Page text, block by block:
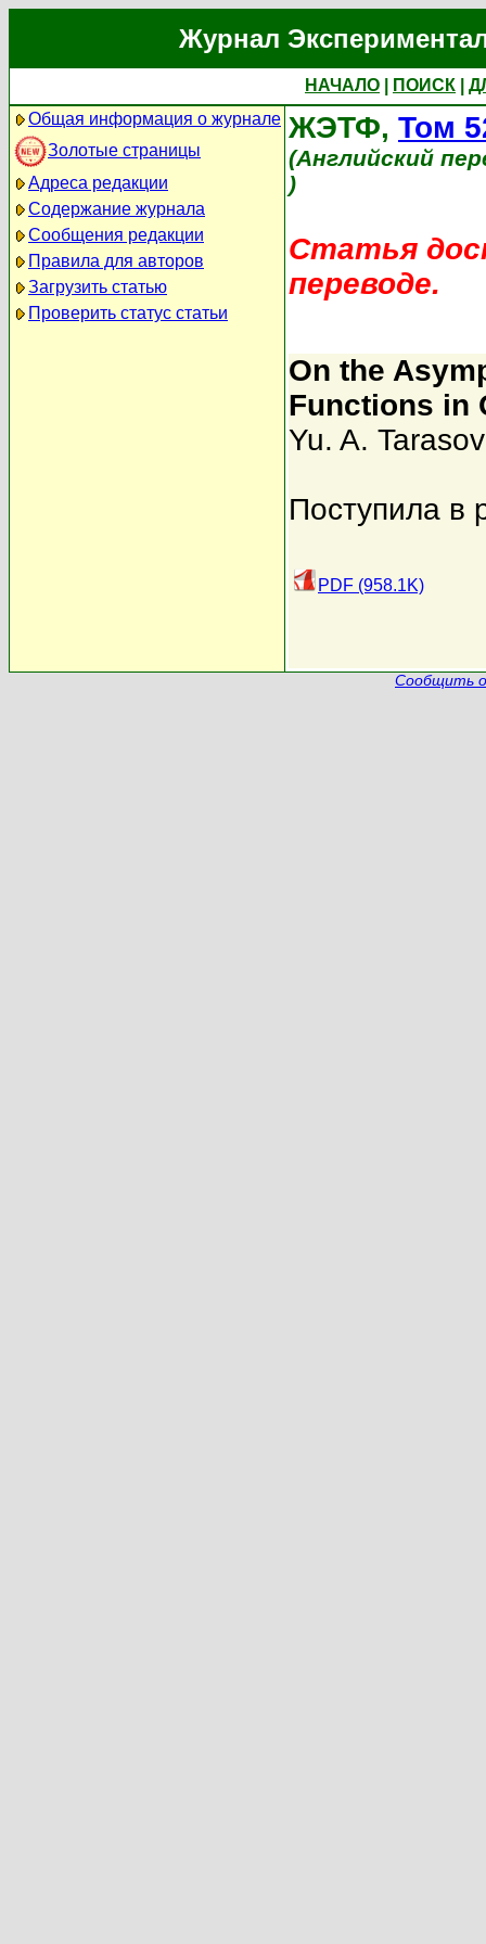
Журнал
НАЧАЛО ПОИСК
Общая информация о журнале
Золотые страницы
Адреса редакции
Содержание журнала
Сообщения редакции
Правила для авторов
Загрузить статью
Проверить статус статьи
ЖЭТФ, Том
(Английский
)
Статья
переводе.
On the
Functions in
Yu. A. Tarasov
Поступила в
PDF (958.1K)
Сообщить о